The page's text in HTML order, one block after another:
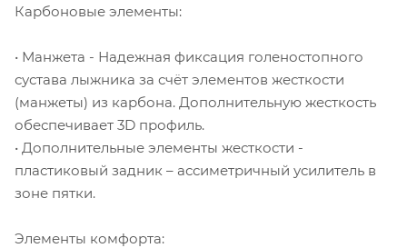
Карбоновые элементы:
• Манжета - Надежная фиксация голеностопного
сустава лыжника за счёт элементов жесткости
(манжеты) из карбона. Дополнительную жесткость
обеспечивает 3D профиль.
• Дополнительные элементы жесткости -
пластиковый задник – ассиметричный усилитель в
зоне пятки.
Элементы комфорта: